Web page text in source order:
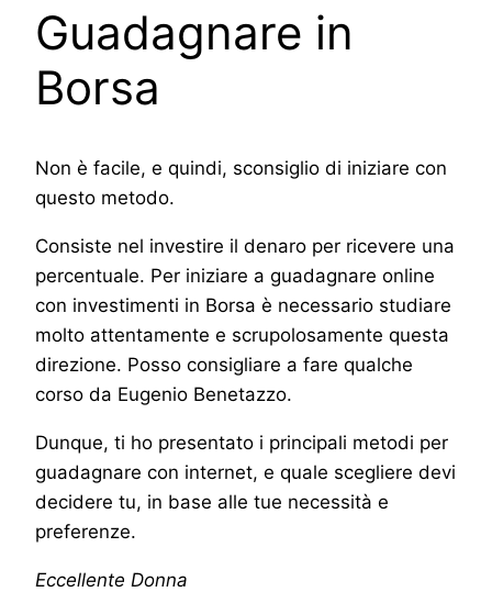
Guadagnare in
Borsa
Non è facile, e quindi, sconsiglio di iniziare con
questo metodo.
Consiste nel investire il denaro per ricevere una
percentuale. Per iniziare a guadagnare online
con investimenti in Borsa è necessario studiare
molto attentamente e scrupolosamente questa
direzione. Posso consigliare a fare qualche
corso da Eugenio Benetazzo.
Dunque, ti ho presentato i principali metodi per
guadagnare con internet, e quale scegliere devi
decidere tu, in base alle tue necessità e
preferenze.
Eccellente Donna